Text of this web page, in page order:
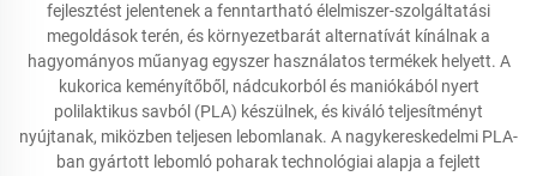
fejlesztést jelentenek a fenntartható élelmiszer-szolgáltatási
megoldások terén, és környezetbarát alternatívát kínálnak a
hagyományos műanyag egyszer használatos termékek helyett. A
kukorica keményítőből, nádcukorból és maniókából nyert
polilaktikus savból (PLA) készülnek, és kiváló teljesítményt
nyújtanak, miközben teljesen lebomlanak. A nagykereskedelmi PLA-
ban gyártott lebomló poharak technológiai alapja a fejlett